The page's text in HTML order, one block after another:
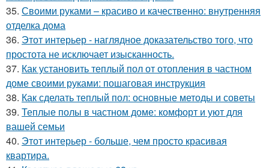
35. Своими руками – красиво и качественно: внутренняя
отделка дома
36. Этот интерьер - наглядное доказательство того, что
простота не исключает изысканность.
37. Как установить теплый пол от отопления в частном
доме своими руками: пошаговая инструкция
38. Как сделать теплый пол: основные методы и советы
39. Теплые полы в частном доме: комфорт и уют для
вашей семьи
40. Этот интерьер - больше, чем просто красивая
квартира.